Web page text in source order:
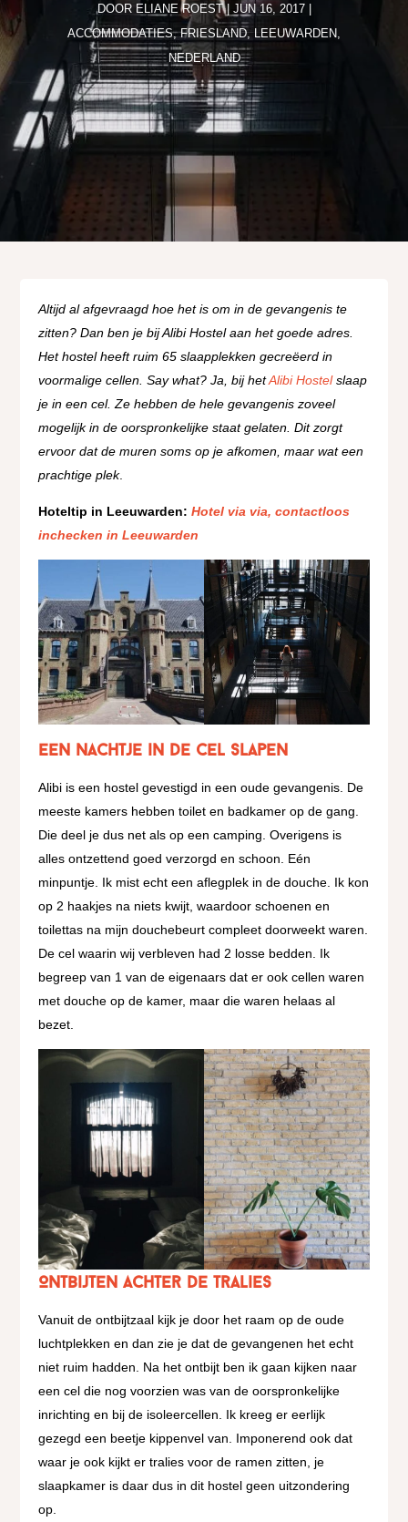
DOOR ELIANE ROEST| JUN 16, 2017|
ACCOMMODATIES,FRIESLAND, LEEUWARDEN
NEDERLAND
Altijd al afgevraagd hoe het is om in de gevangenis te
zitten? Dan ben je bij Alibi Hostel aan het goede adres.
Het hostel heeft ruim 65 slaapplekken gecreëerd in
voormalige cellen. Say what? Ja, bij hetAlibi Hostelslaap
je in een cel. Ze hebben de hele gevangenis zoveel
mogelijk in de oorspronkelijke staat gelaten. Dit zorgt
ervoor dat de muren soms op je afkomen, maar wat een
prachtige plek.
Hoteltip in Leeuwarden:Hotel via via, contactloos
inchecken in Leeuwarden
Een nachtje in de cel slapen
Alibi is een hostel gevestigd in een oude gevangenis. De
meeste kamers hebben toilet en badkamer op de gang.
Die deel je dus net als op een camping. Overigens is
alles ontzettend goed verzorgd en schoon. Eén
minpuntje. Ik mist echt een aflegplek in de douche. Ik kon
op 2 haakjes na niets kwijt, waardoor schoenen en
toilettas na mijn douchebeurt compleet doorweekt waren.
De cel waarin wij verbleven had 2 losse bedden. Ik
begreep van 1 van de eigenaars dat er ook cellen waren
met douche op de kamer, maar die waren helaas al
bezet.
Ontbijten achter de tralies
Vanuit de ontbijtzaal kijk je door het raam op de oude
luchtplekken en dan zie je dat de gevangenen het echt
niet ruim hadden. Na het ontbijt ben ik gaan kijken naar
een cel die nog voorzien was van de oorspronkelijke
inrichting en bij de isoleercellen. Ik kreeg er eerlijk
gezegd een beetje kippenvel van. Imponerend ook dat
waar je ook kijkt er tralies voor de ramen zitten, je
slaapkamer is daar dus in dit hostel geen uitzondering
op.